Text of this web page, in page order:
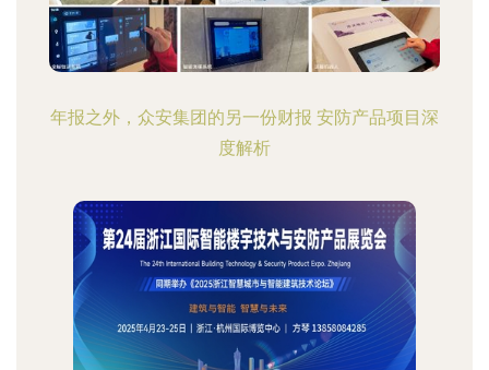
年报之外，众安集团的另一份财报 安防产品项目深
度解析